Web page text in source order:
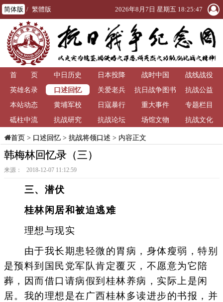
简体版 / 繁體版 2026年8月7日 星期五 18:25:48
首 页 中日历史 日本投降 战时中国
战线战役
英雄名录
口述回忆 关爱老兵
抗日战争图书
馆
抗战公益
本站动态
黄埔军校 日寇暴行 重大事件
专题栏目
砥柱中流
抗战研究 抗战论坛 场馆文物 抗战文化
首页> 口述回忆> 抗战将领口述 > 内容正文
韩梅林回忆录（三）
来源： 2018-12-07 11:12:59
三、潜伏
桂林闲居和被迫逃难
理想与现实
由于我长期患轻微的胃病，身体瘦弱，特别
是预料到国民党军队肯定覆灭，不愿意为它陪
葬，因而借口请病假到桂林养病，实际上是闲
居。我的理想是在广西桂林多读进步的书报，并